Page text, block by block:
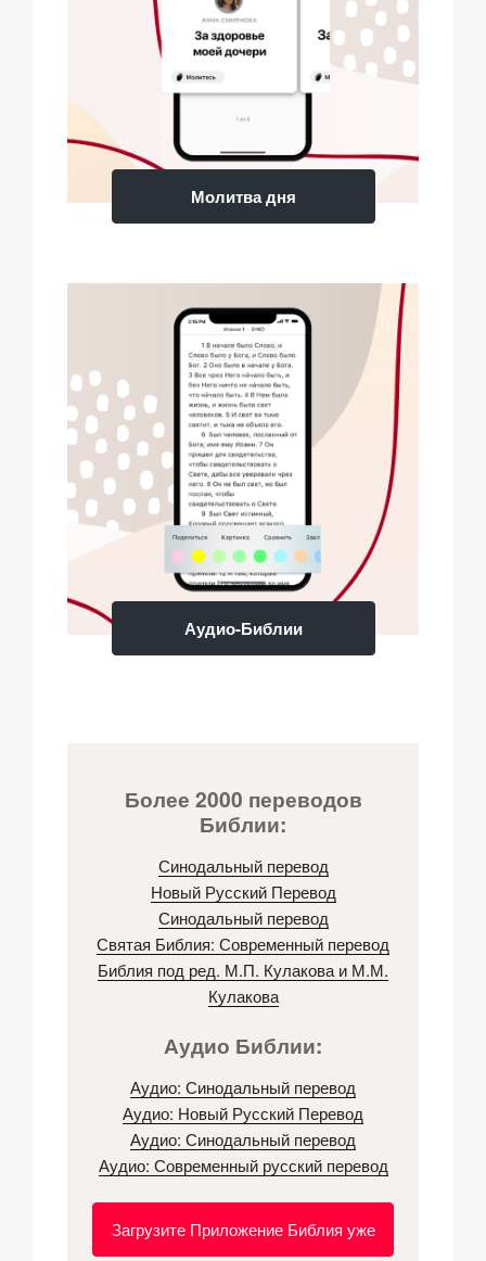
Молитва дня
Аудио-Библии
Более 2000 переводов
Библии:
Синодальный перевод
Новый Русский Перевод
Синодальный перевод
Святая Библия: Современный перевод
Библия под ред. М.П. Кулакова и М.М.
Кулакова
Аудио Библии:
Аудио: Синодальный перевод
Аудио: Новый Русский Перевод
Аудио: Синодальный перевод
Аудио: Современный русский перевод
Загрузите Приложение Библия уже